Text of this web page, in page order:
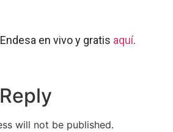
en vivo y gratis aquí.
will not be published.